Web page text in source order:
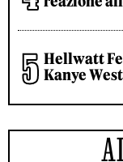
Hellwatt
Kanye